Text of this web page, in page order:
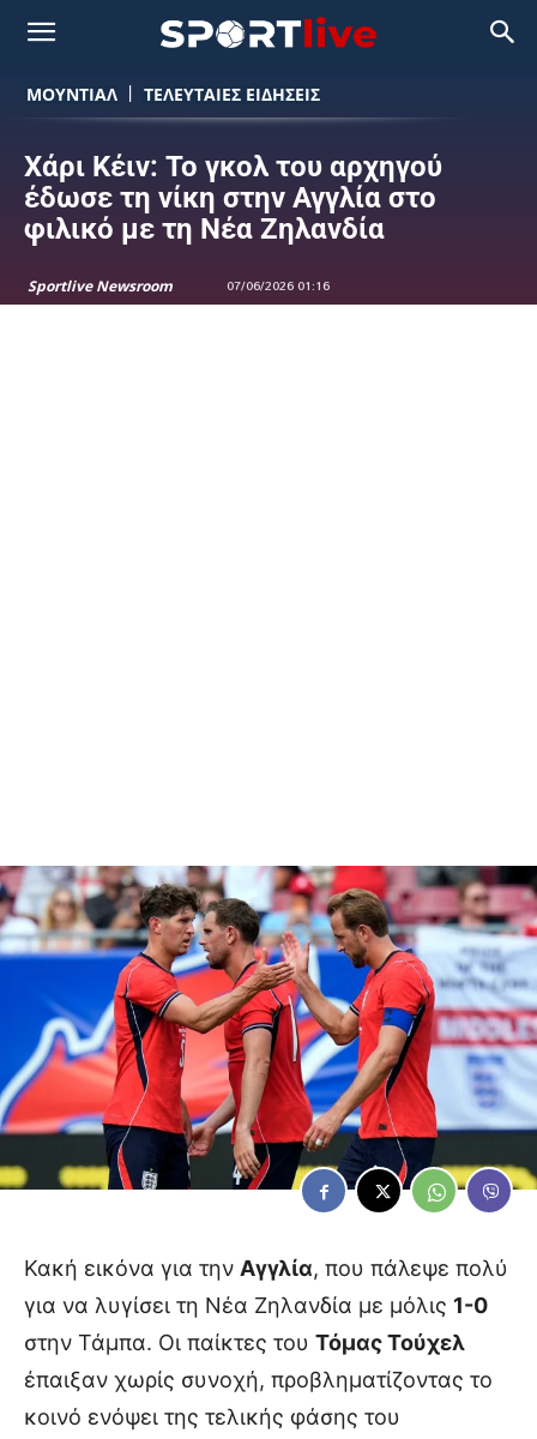
ΜΟΥΝΤΙΆΛ ΤΕΛΕΥΤΑΙΕΣ ΕΙΔΗΣΕΙΣ
Χάρι Κέιν: Το γκολ του αρχηγού
έδωσε τη νίκη στην Αγγλία στο
φιλικό με τη Νέα Ζηλανδία
Sportlive Newsroom 07/06/2026 01:16
Κακή εικόνα για την Αγγλία, που πάλεψε πολύ
για να λυγίσει τη Νέα Ζηλανδία με μόλις 1-0
στην Τάμπα. Οι παίκτες του Τόμας Τούχελ
έπαιξαν χωρίς συνοχή, προβληματίζοντας το
κοινό ενόψει της τελικής φάσης του